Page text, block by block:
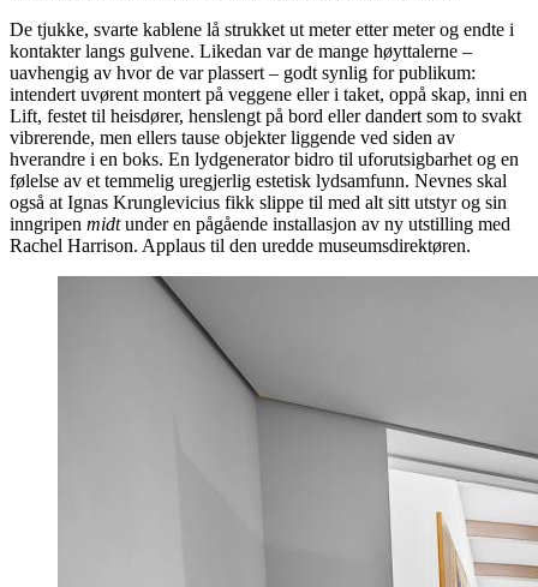
De tjukke, svarte kablene lå strukket ut meter etter meter og endte i
kontakter langs gulvene. Likedan var de mange høyttalerne –
uavhengig av hvor de var plassert – godt synlig for publikum:
intendert uvørent montert på veggene eller i taket, oppå skap, inni en
Lift, festet til heisdører, henslengt på bord eller dandert som to svakt
vibrerende, men ellers tause objekter liggende ved siden av
hverandre i en boks. En lydgenerator bidro til uforutsigbarhet og en
følelse av et temmelig uregjerlig estetisk lydsamfunn. Nevnes skal
også at Ignas Krunglevicius fikk slippe til med alt sitt utstyr og sin
inngripen midtunder en pågående installasjon av ny utstilling med
Rachel Harrison. Applaus til den uredde museumsdirektøren.